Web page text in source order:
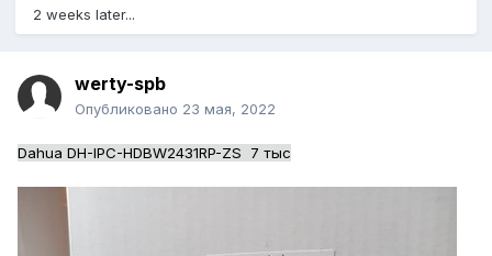
2 weeks later...
werty-spb
Опубликовано 23 мая, 2022
Dahua DH-IPC-HDBW2431RP-ZS 7 тыс